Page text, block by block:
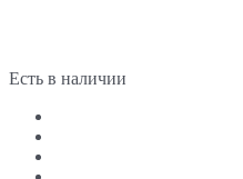
Есть в наличии